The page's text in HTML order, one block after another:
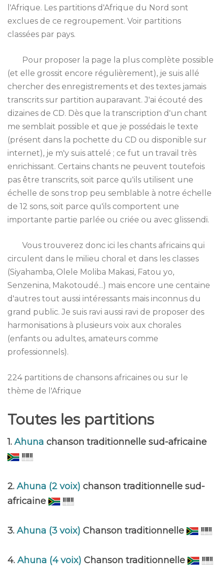
l'Afrique. Les partitions d'Afrique du Nord sont
exclues de ce regroupement. Voir partitions
classées par pays.
Pour proposer la page la plus complète possible
(et elle grossit encore régulièrement), je suis allé
chercher des enregistrements et des textes jamais
transcrits sur partition auparavant. J'ai écouté des
dizaines de CD. Dès que la transcription d'un chant
me semblait possible et que je possédais le texte
(présent dans la pochette du CD ou disponible sur
internet), je m'y suis attelé ; ce fut un travail très
enrichissant. Certains chants ne peuvent toutefois
pas être transcrits, soit parce qu'ils utilisent une
échelle de sons trop peu semblable à notre échelle
de 12 sons, soit parce qu'ils comportent une
importante partie parlée ou criée ou avec glissendi.
Vous trouverez donc ici les chants africains qui
circulent dans le milieu choral et dans les classes
(Siyahamba, Olele Moliba Makasi, Fatou yo,
Senzenina, Makotoudé...) mais encore une centaine
d'autres tout aussi intéressants mais inconnus du
grand public. Je suis ravi aussi ravi de proposer des
harmonisations à plusieurs voix aux chorales
(enfants ou adultes, amateurs comme
professionnels).
224 partitions de chansons africaines ou sur le
thème de l'Afrique
Toutes les partitions
1. Ahuna chanson traditionnelle sud-africaine
2. Ahuna (2 voix) chanson traditionnelle sud-
africaine
3. Ahuna (3 voix) Chanson traditionnelle
4. Ahuna (4 voix) Chanson traditionnelle